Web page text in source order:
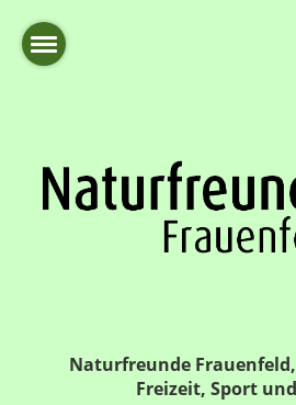
Naturfreunde
Freizeit, Sport